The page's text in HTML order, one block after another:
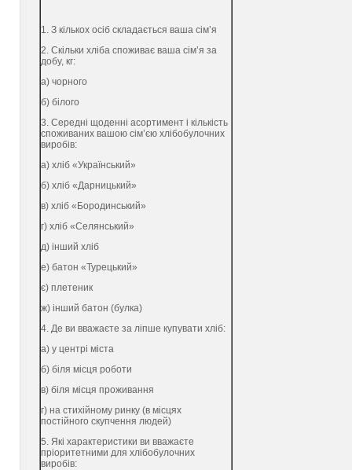
1. З кількох осіб складається ваша сім’я
2. Скільки хліба споживає ваша сім’я за
добу, кг:
а) чорного
б) білого
3. Середні щоденні асортимент і кількість
споживаних вашою сім’єю хлібобулочних
виробів:
а) хліб «Український»
б) хліб «Дарницький»
в) хліб «Бородинський»
г) хліб «Селянський»
д) інший хліб
е) батон «Турецький»
є) плетеник
ж) інший батон (булка)
4. Де ви вважаєте за ліпше купувати хліб:
а) у центрі міста
б) біля місця роботи
в) біля місця проживання
г) на стихійному ринку (в місцях
постійного скупчення людей)
5. Які характеристики ви вважаєте
пріоритетними для хлібобулочних
виробів: